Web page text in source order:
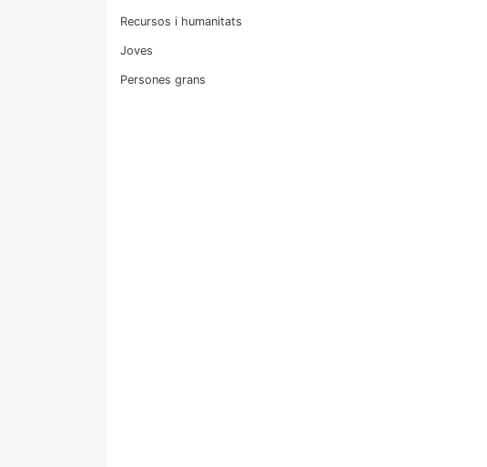
Recursos i humanitats
Joves
Persones grans